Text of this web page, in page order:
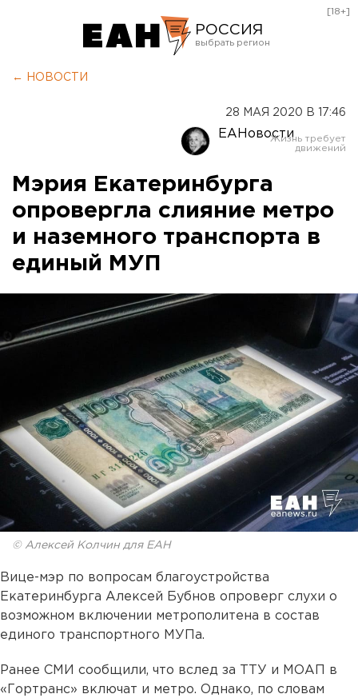
РОССИЯ
Оренбург
[18+]
← НОВОСТИ
28 МАЯ 2020 В 17:46
ЕАНовости
Мэрия Екатеринбурга
опровергла слияние метро
и наземного транспорта в
единый МУП
© Алексей Колчин для ЕАН
Вице-мэр по вопросам благоустройства
Екатеринбурга Алексей Бубнов опроверг слухи о
возможном включении метрополитена в состав
единого транспортного МУПа.
Ранее СМИ сообщили, что вслед за ТТУ и МОАП в
«Гортранс» включат и метро. Однако, по словам